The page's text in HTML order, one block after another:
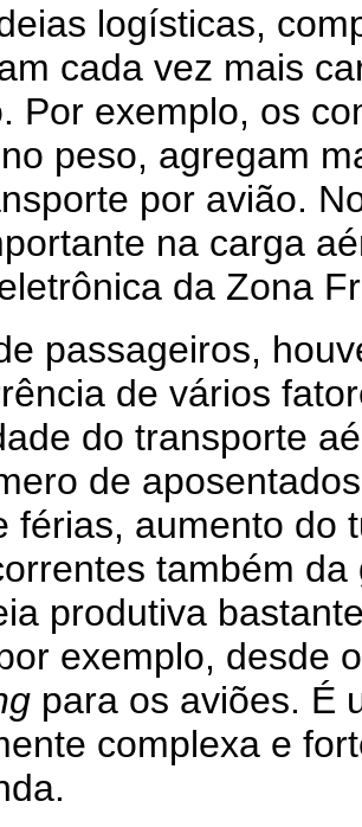
logísticas,
cada vez mais
Por exemplo, os
peso, agregam
por avião.
na carga
da Zona
passageiros,
de vários
do transporte
de
férias, aumento do
também
produtiva
exemplo, desde
para os aviões. É
complexa e